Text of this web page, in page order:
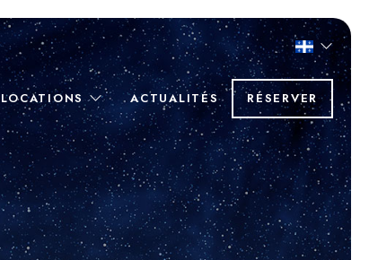
LOCATIONS ACTUALITÉS RÉSERVER